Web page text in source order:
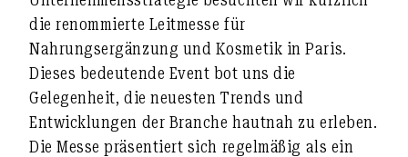
die renommierte Leitmesse für
Nahrungsergänzung und Kosmetik in Paris.
Dieses bedeutende Event bot uns die
Gelegenheit, die neuesten Trends und
Entwicklungen der Branche hautnah zu erleben.
Die Messe präsentiert sich regelmäßig als ein